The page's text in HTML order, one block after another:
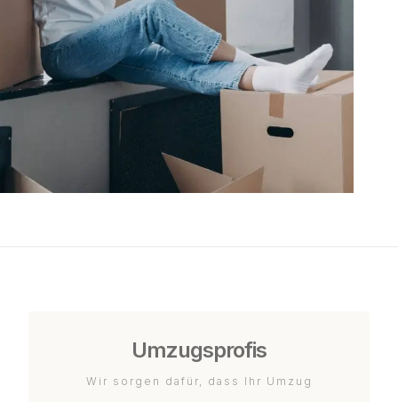
Umzugsprofis
Wir sorgen dafür, dass Ihr Umzug